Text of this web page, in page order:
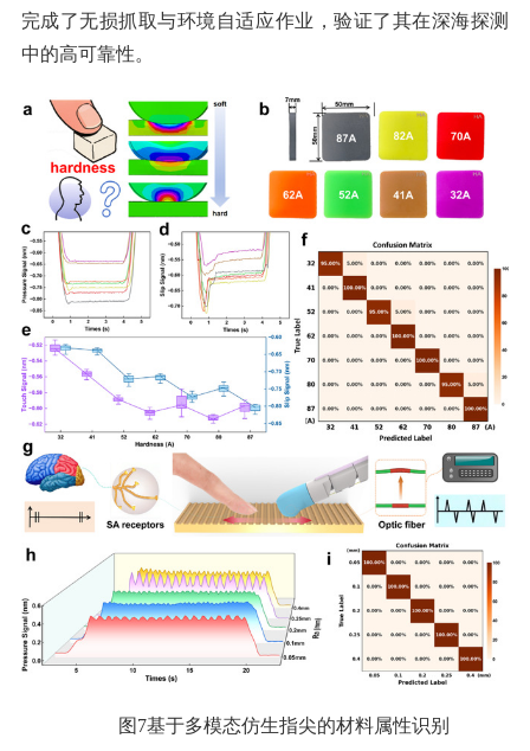
完成了无损抓取与环境自适应作业，验证了其在深海探测
中的高可靠性。
图7基于多模态仿生指尖的材料属性识别